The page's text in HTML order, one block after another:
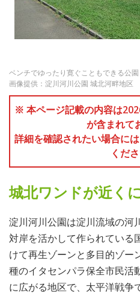
ベンチでゆったり寛ぐこともできる公園
画像提供：淀川河川公園 城北河畔地区
※ 本ページ記載の内容は
が含まれて
詳細を確認されたい場合に
くださ
城北ワンドが近く
淀川河川公園は淀川流域の河
対岸を活かして作られている
けて再生ゾーンと多目的ゾー
種のイタセンパラ保全市民活
に広がる地区で、太平洋戦争